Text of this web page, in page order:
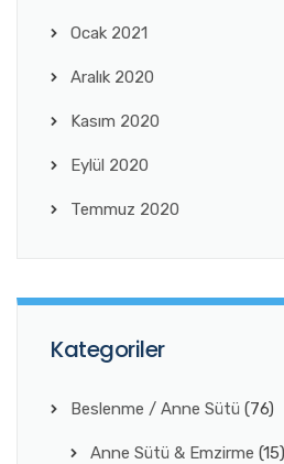
Ocak 2021
Aralık 2020
Kasım 2020
Eylül 2020
Temmuz 2020
Kategoriler
Beslenme / Anne Sütü (76)
Anne Sütü & Emzirme (15)